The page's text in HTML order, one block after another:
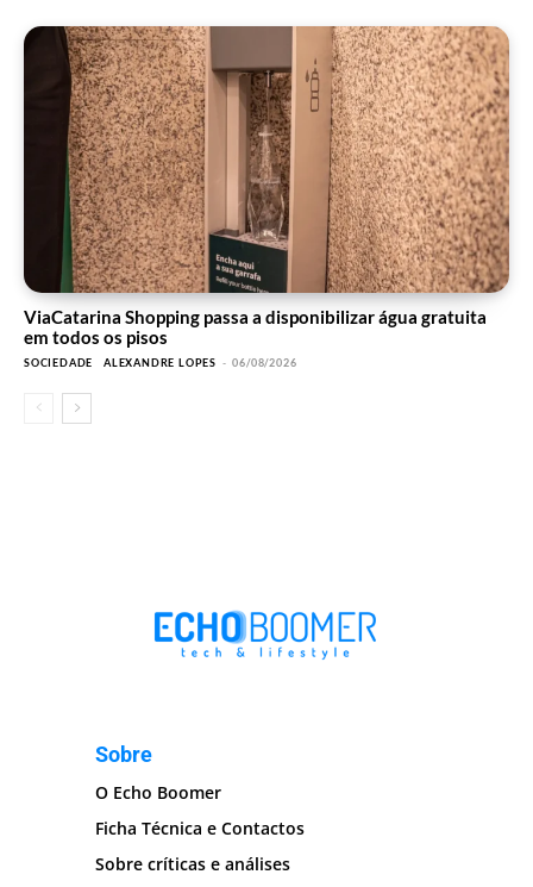
ViaCatarina Shopping passa a disponibilizar água gratuita
em todos os pisos
SOCIEDADE ALEXANDRE LOPES - 06/08/2026
Sobre
O Echo Boomer
Ficha Técnica e Contactos
Sobre críticas e análises